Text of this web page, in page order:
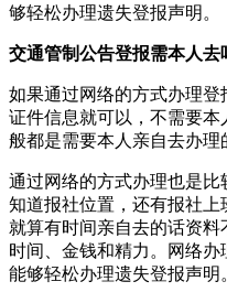
够轻松办理遗失登报声明。
交通管制公告登报需本人去
如果通过网络的方式办理
证件信息就可以，不需要
般都是需要本人亲自去办理
通过网络的方式办理也是
知道报社位置，还有报社上
就算有时间亲自去的话资
时间、金钱和精力。网络
能够轻松办理遗失登报声明